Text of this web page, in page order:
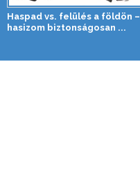
Haspad vs. felülés a földön –
hasizom biztonságosan ...